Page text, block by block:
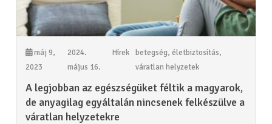
máj 9,
2023
2024.
május 16.
Hírek betegség,életbiztosítás,
váratlan helyzetek
A legjobban az egészségüket féltik a magyarok,
de anyagilag egyáltalán nincsenek felkészülve a
váratlan helyzetekre